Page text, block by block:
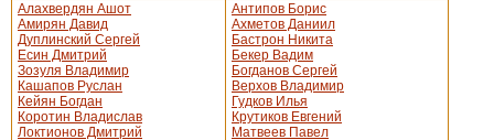
Алахвердян Ашот
Амирян Давид
Дуплинский Сергей
Есин Дмитрий
Зозуля Владимир
Кашапов Руслан
Кейян Богдан
Коротин Владислав
Локтионов Дмитрий
Антипов Борис
Ахметов Даниил
Бастрон Никита
Бекер Вадим
Богданов Сергей
Верхов Владимир
Гудков Илья
Крутиков Евгений
Матвеев Павел